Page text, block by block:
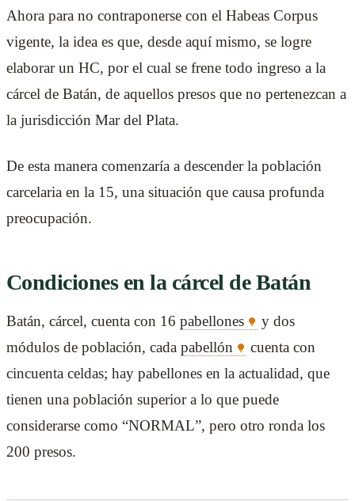
Ahora para no contraponerse con el Habeas Corpus
vigente, la idea es que, desde aquí mismo, se logre
elaborar un HC, por el cual se frene todo ingreso a la
cárcel de Batán, de aquellos presos que no pertenezcan a
la jurisdicción Mar del Plata.
De esta manera comenzaría a descender la población
carcelaria en la 15, una situación que causa profunda
preocupación.
Condiciones en la cárcel de Batán
Batán, cárcel, cuenta con 16 pabellones
y dos
módulos de población, cada pabellón
cuenta con
cincuenta celdas; hay pabellones en la actualidad, que
tienen una población superior a lo que puede
considerarse como “NORMAL”, pero otro ronda los
200 presos.